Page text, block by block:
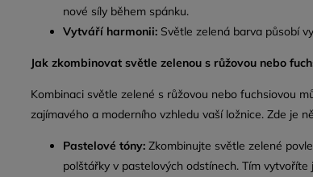
nové síly během spánku.
Vytváří harmonii: Světle zelená barva působí
Jak zkombinovat světle zelenou s růžovou nebo
Kombinaci světle zelené s růžovou nebo fuchsiovou
zajímavého a moderního vzhledu vaší ložnice. Zde je
Pastelové tóny: Zkombinujte světle zelené
polštářky v pastelových odstínech. Tím vytvoříte